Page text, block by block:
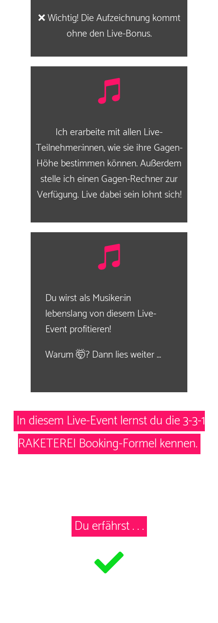
❌ Wichtig! Die Aufzeichnung kommt
ohne den Live-Bonus.
Ich erarbeite mit allen Live-
Teilnehmer:innen, wie sie ihre Gagen-
Höhe bestimmen können. Außerdem
stelle ich einen Gagen-Rechner zur
Verfügung. Live dabei sein lohnt sich!
Du wirst als Musiker:in
lebenslang von diesem Live-
Event profitieren!
Warum 🤯? Dann lies weiter ...
In diesem Live-Event lernst du die 3-3-1
RAKETEREI Booking-Formel kennen.
Du erfährst . . .